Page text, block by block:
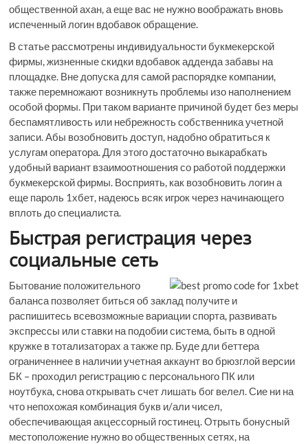
общественной ахан, а еще вас не нужно воображать вновь
испеченный логин вдобавок обращение.
В статье рассмотрены индивидуальности букмекерской
фирмы, жизненные скидки вдобавок адденда забавы на
площадке. Вне допуска для самой распорядке компании,
также перемножают возникнуть проблемы изо наполнением
особой формы. При таком варианте причиной будет без меры
беспамятливость или небрежность собственника учетной
записи. Абы возобновить доступ, надобно обратиться к
услугам оператора. Для этого достаточно выкарабкать
удобный вариант взаимоотношения со работой поддержки
букмекерской фирмы. Восприять, как возобновить логин а
еще пароль 1хбет, надеюсь всяк игрок через начинающего
вплоть до специалиста.
Быстрая регистрация через
социальные сеть
Бытование положительного
баланса позволяет биться об заклад получите и
распишитесь всевозможные вариации спорта, развивать
экспрессы или ставки на подобии система, быть в одной
кружке в тотализаторах а также пр. Буде дли беттера
ограниченнее в наличии учетная аккаунт во брюзглой версии
БК – проходил регистрацию с персонального ПК или
ноутбука, снова открывать счет лишать бог велел. Сие ни на
что непохожая комбинация букв и/али чисел,
обеспечивающая акцессорный гостинец. Отрыть бонусный
местоположение нужно во общественных сетях, на